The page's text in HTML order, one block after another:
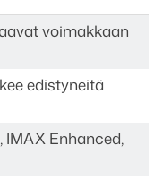
voimakkaan
edistyneitä
IMAX Enhanced,